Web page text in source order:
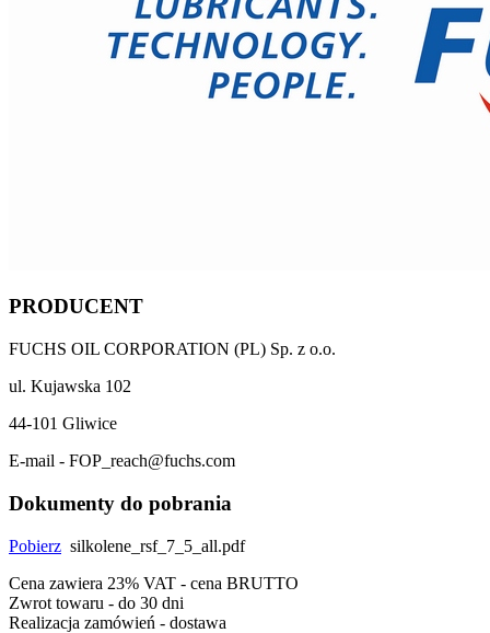
PRODUCENT
FUCHS OIL CORPORATION (PL) Sp. z o.o.
ul. Kujawska 102
44-101 Gliwice
E-mail - FOP_reach@fuchs.com
Dokumenty do pobrania
Pobierz silkolene_rsf_7_5_all.pdf
Cena zawiera 23% VAT - cena BRUTTO
Zwrot towaru - do 30 dni
Realizacja zamówień - dostawa